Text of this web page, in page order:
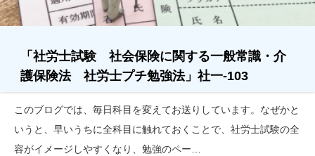
「社労士試験 社会保険に関する一般常識・介
護保険法 社労士プチ勉強法」社一-103
このブログでは、毎日科目を変えてお送りしています。なぜかと
いうと、早いうちに全科目に触れておくことで、社労士試験の全
容がイメージしやすくなり、勉強のペー…